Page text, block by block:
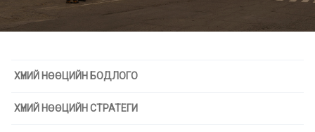
ХҮНИЙ НӨӨЦИЙН БОДЛОГО
ХҮНИЙ НӨӨЦИЙН СТРАТЕГИ